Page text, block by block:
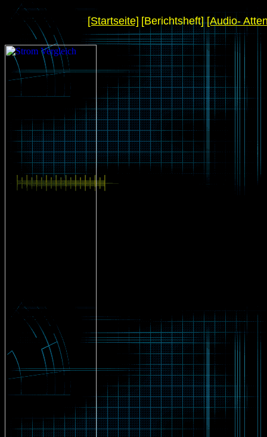
[Startseite] [Berichtsheft][Audio-